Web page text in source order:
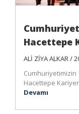
Hacettepe
ALİ ZİYA ALKAR /
Cumhuriyetimizin
Hacettepe Kariyer
Devamı